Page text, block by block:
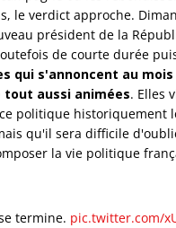
le verdict approche.
président de la
de courte durée
qui s'annoncent au mois
aussi animées. Elles
politique historiquement
qu'il sera difficile
la vie politique
termine. pic.twitter.com/